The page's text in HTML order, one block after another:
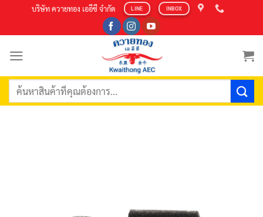
content
บริษัท ควายทอง เออีซี จำกัด LINE INBOX
ค้นหา: